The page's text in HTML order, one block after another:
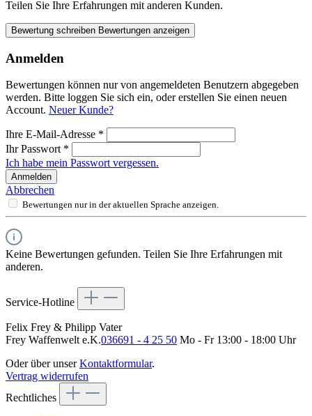
Teilen Sie Ihre Erfahrungen mit anderen Kunden.
Bewertung schreiben Bewertungen anzeigen
Anmelden
Bewertungen können nur von angemeldeten Benutzern abgegeben
werden. Bitte loggen Sie sich ein, oder erstellen Sie einen neuen
Account. Neuer Kunde?
Ihre E-Mail-Adresse *
Ihr Passwort *
Ich habe mein Passwort vergessen.
Anmelden
Abbrechen
Bewertungen nur in der aktuellen Sprache anzeigen.
Keine Bewertungen gefunden. Teilen Sie Ihre Erfahrungen mit
anderen.
Service-Hotline
Felix Frey & Philipp Vater
Frey Waffenwelt e.K.036691 - 4 25 50 Mo - Fr 13:00 - 18:00 Uhr
Oder über unserKontaktformular.
Vertrag widerrufen
Rechtliches